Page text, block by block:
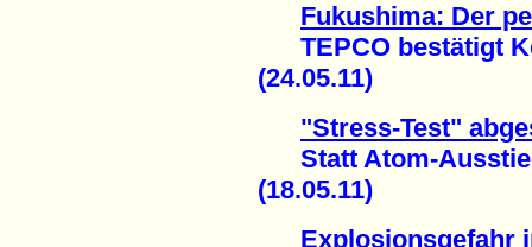
Fukushima: Der
TEPCO bestätigt
(24.05.11)
"Stress-Test"
Statt Atom-
(18.05.11)
Explosionsgefahr